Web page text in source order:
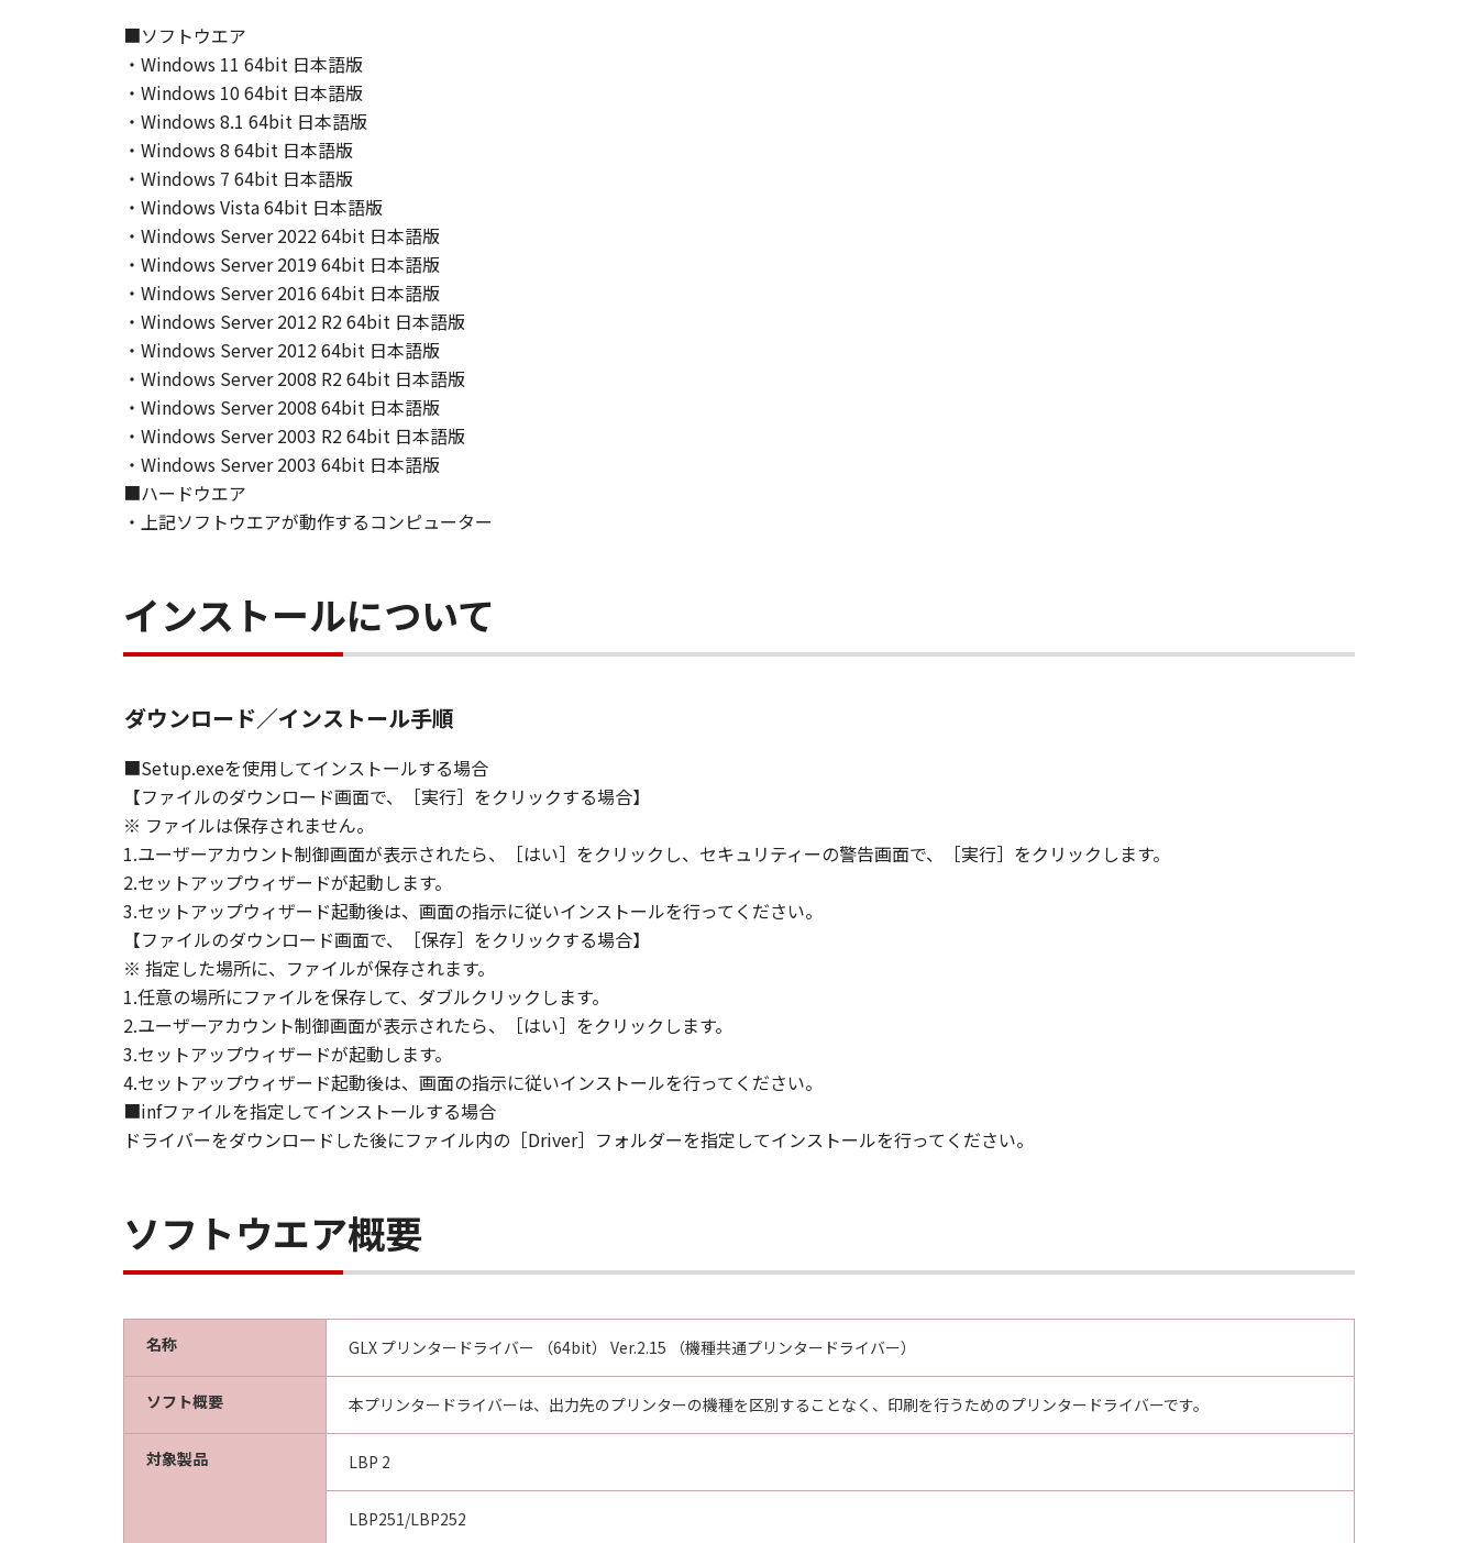
９．U.S. GOVERNMENT RESTRICTED RIGHTS NOTICE
“米国政府エンドユーザー”とは、米国政府の機関また団体を意味します。もしお客様が米国政府エンドユーザーである場合、以下の規定
が適用されます：The SOFTWARE is a "commercial item," as that term is defined at 48 C.F.R. 2.101 (Oct 1995), consisting of
"commercial computer software" and "commercial computer software documentation," as such terms are used in 48 C.F.R. 12.212
(Sept 1995). Consistent with 48 C.F.R. 12.212 and 48 C.F.R. 227.7202-1 through 227.7202-4 (June 1995), all U.S. Government End
Users shall acquire the SOFTWARE with only those rights set forth herein. The manufacturer is Canon Inc./30-2, Shimomaruko 3-
chome, Ohta-ku, Tokyo 146-8501, Japan.
本条項中で使用される"the SOFTWARE"とは、本契約書中で定義される「本ソフトウェア」を意味し、指し示すものとします。
10．分離可能性
本契約書のいずれかの条項またはその一部が法律により無効であると決定された場合でも、その他の条項は完全に有効に存続するものと
します。
以上
キヤノン株式会社
No.026798
■ソフトウエア
・Windows 11 64bit 日本語版
・Windows 10 64bit 日本語版
・Windows 8.1 64bit 日本語版
・Windows 8 64bit 日本語版
・Windows 7 64bit 日本語版
・Windows Vista 64bit 日本語版
・Windows Server 2022 64bit 日本語版
・Windows Server 2019 64bit 日本語版
・Windows Server 2016 64bit 日本語版
・Windows Server 2012 R2 64bit 日本語版
・Windows Server 2012 64bit 日本語版
・Windows Server 2008 R2 64bit 日本語版
・Windows Server 2008 64bit 日本語版
・Windows Server 2003 R2 64bit 日本語版
・Windows Server 2003 64bit 日本語版
■ハードウエア
・上記ソフトウエアが動作するコンピューター
インストールについて
ダウンロード／インストール手順
■Setup.exeを使用してインストールする場合
【ファイルのダウンロード画面で、［実行］をクリックする場合】
※ ファイルは保存されません。
1.ユーザーアカウント制御画面が表示されたら、［はい］をクリックし、セキュリティーの警告画面で、［実行］をクリックします。
2.セットアップウィザードが起動します。
3.セットアップウィザード起動後は、画面の指示に従いインストールを行ってください。
【ファイルのダウンロード画面で、［保存］をクリックする場合】
※ 指定した場所に、ファイルが保存されます。
1.任意の場所にファイルを保存して、ダブルクリックします。
2.ユーザーアカウント制御画面が表示されたら、［はい］をクリックします。
3.セットアップウィザードが起動します。
4.セットアップウィザード起動後は、画面の指示に従いインストールを行ってください。
■infファイルを指定してインストールする場合
ドライバーをダウンロードした後にファイル内の［Driver］フォルダーを指定してインストールを行ってください。
ソフトウエア概要
名称 GLX プリンタードライバー （64bit） Ver.2.15 （機種共通プリンタードライバー）
ソフト概要 本プリンタードライバーは、出力先のプリンターの機種を区別することなく、印刷を行うためのプリンタードライバーです。
対象製品 LBP 2
LBP251/LBP252